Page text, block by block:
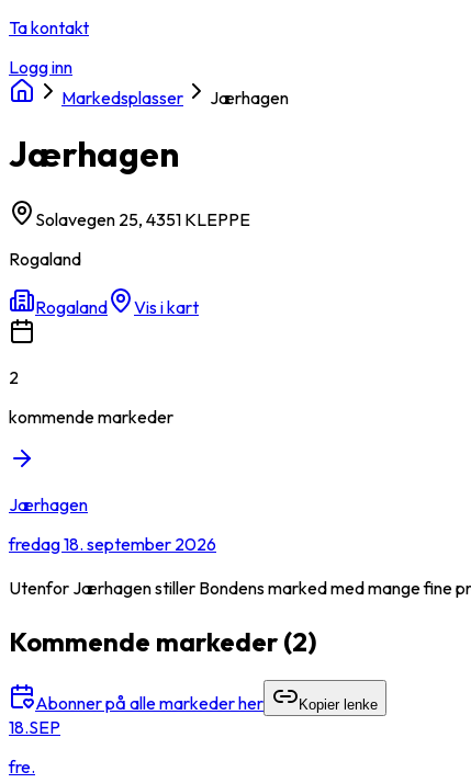
Ta kontakt
Logg inn
Markedsplasser
Jærhagen
Jærhagen
Solavegen 25, 4351 KLEPPE
Rogaland
Rogaland Vis i kart
2
kommendemarkeder
Jærhagen
fredag 18. september 2026
Utenfor Jærhagen stiller Bondens marked med mange fine
Kommende markeder (2)
Abonner på alle markeder her Kopier lenke
18.SEP
fre.